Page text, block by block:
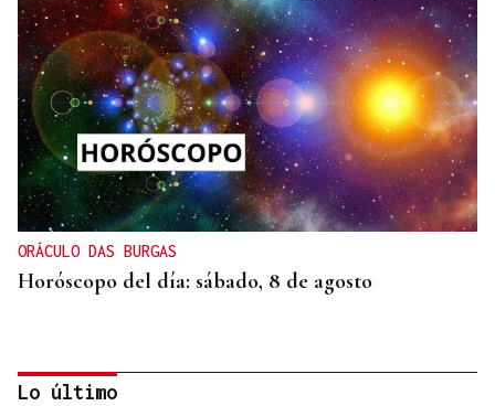
ORÁCULO DAS BURGAS
Horóscopo del día: sábado, 8 de agosto
Lo último